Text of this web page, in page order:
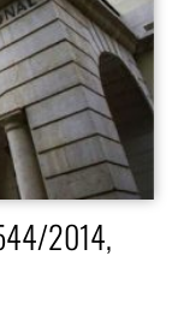
2014,